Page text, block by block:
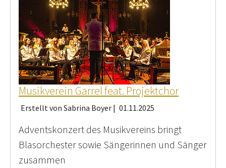
Musikverein Garrel feat. Projektchor
Erstellt von Sabrina Boyer | 01.11.2025
Adventskonzert des Musikvereins bringt
Blasorchester sowie Sängerinnen und Sänger
zusammen